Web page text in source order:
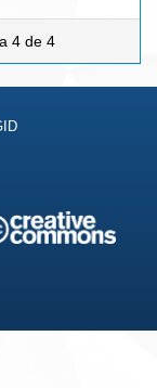
4 de 4